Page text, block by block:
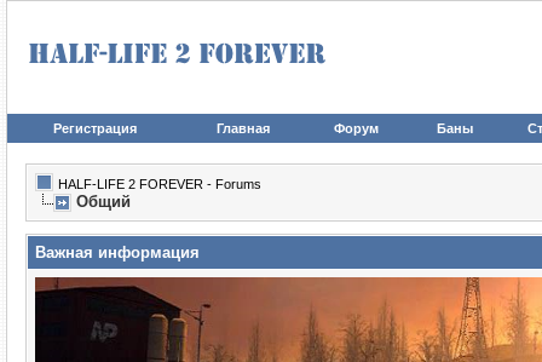
Регистрация Главная Форум Баны
HALF-LIFE 2 FOREVER - Forums
Общий
Важная информация